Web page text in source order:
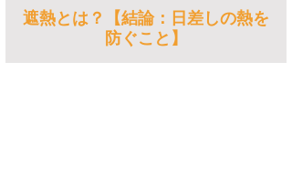
遮熱とは？【結論：日差しの熱を
防ぐこと】